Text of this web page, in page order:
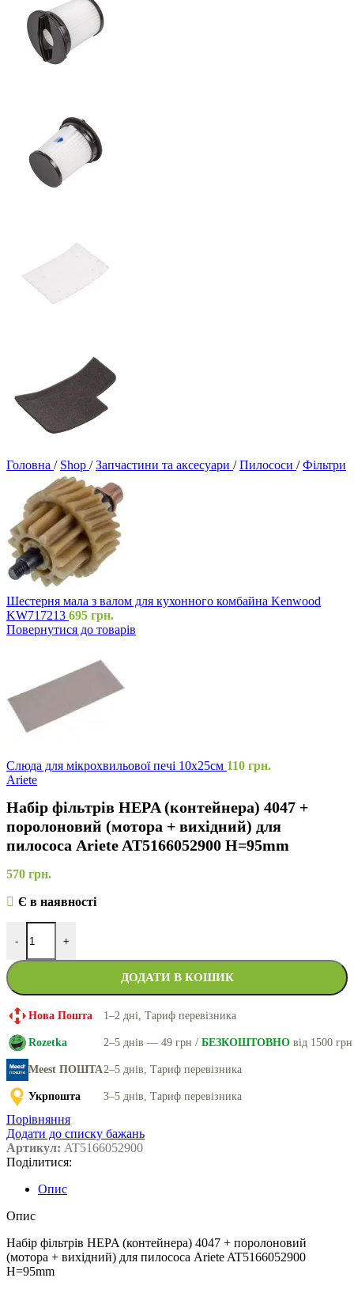
Головна / Shop / Запчастини та аксесуари / Пилососи / Фільтри
Шестерня мала з валом для кухонного комбайна Kenwood
KW717213 695 грн.
Повернутися до товарів
Слюда для мікрохвильової печі 10х25см 110 грн.
Ariete
Набір фільтрів HEPA (контейнера) 4047 +
поролоновий (мотора + вихідний) для
пилососа Ariete AT5166052900 H=95mm
570 грн.
Є в наявності
- +
ДОДАТИ В КОШИК
Нова Пошта 1–2 дні, Тариф перевізника
Rozetka 2–5 днів — 49 грн / БЕЗКОШТОВНО від 1500 грн
Meest ПОШТА2–5 днів, Тариф перевізника
Укрпошта 3–5 днів, Тариф перевізника
Порівняння
Додати до списку бажань
Артикул: AT5166052900
Поділитися:
Опис
Опис
Набір фільтрів HEPA (контейнера) 4047 + поролоновий
(мотора + вихідний) для пилососа Ariete AT5166052900
H=95mm